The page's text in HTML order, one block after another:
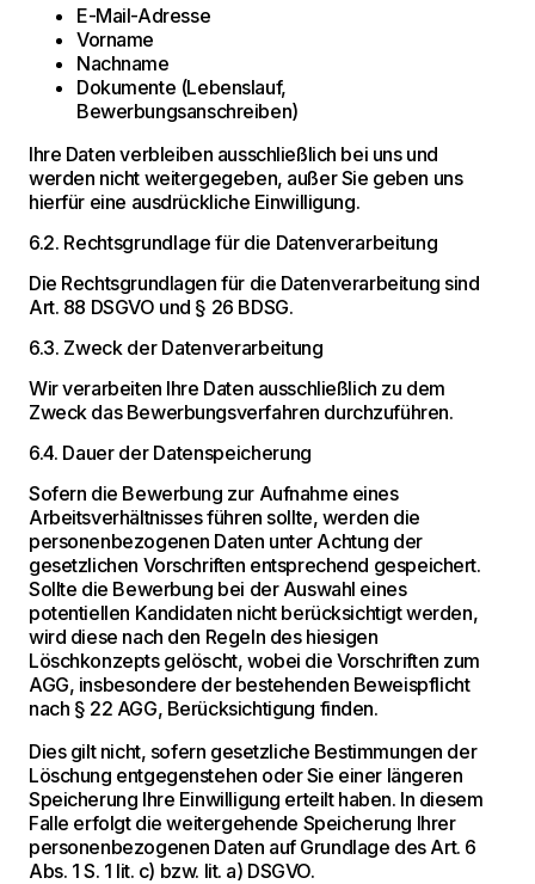
E-Mail-Adresse
Vorname
Nachname
Dokumente (Lebenslauf,
Bewerbungsanschreiben)
Ihre Daten verbleiben ausschließlich bei uns und
werden nicht weitergegeben, außer Sie geben uns
hierfür eine ausdrückliche Einwilligung.
6.2. Rechtsgrundlage für die Datenverarbeitung
Die Rechtsgrundlagen für die Datenverarbeitung sind
Art. 88 DSGVO und § 26 BDSG.
6.3. Zweck der Datenverarbeitung
Wir verarbeiten Ihre Daten ausschließlich zu dem
Zweck das Bewerbungsverfahren durchzuführen.
6.4. Dauer der Datenspeicherung
Sofern die Bewerbung zur Aufnahme eines
Arbeitsverhältnisses führen sollte, werden die
personenbezogenen Daten unter Achtung der
gesetzlichen Vorschriften entsprechend gespeichert.
Sollte die Bewerbung bei der Auswahl eines
potentiellen Kandidaten nicht berücksichtigt werden,
wird diese nach den Regeln des hiesigen
Löschkonzepts gelöscht, wobei die Vorschriften zum
AGG, insbesondere der bestehenden Beweispflicht
nach § 22 AGG, Berücksichtigung finden.
Dies gilt nicht, sofern gesetzliche Bestimmungen der
Löschung entgegenstehen oder Sie einer längeren
Speicherung Ihre Einwilligung erteilt haben. In diesem
Falle erfolgt die weitergehende Speicherung Ihrer
personenbezogenen Daten auf Grundlage des Art. 6
Abs. 1 S. 1 lit. c) bzw. lit. a) DSGVO.